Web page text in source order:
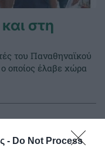
- Do Not Process
στη
του Παναθηναϊκού
οποίος έλαβε χώρα